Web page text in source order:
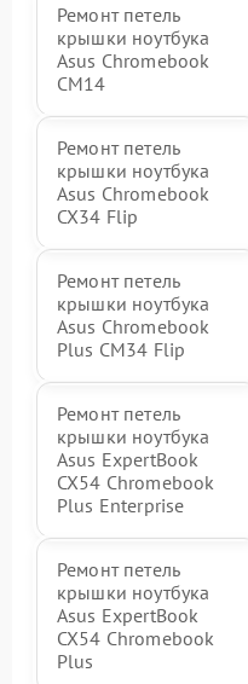
Ремонт петель
крышки ноутбука
Asus Chromebook
CM14
Ремонт петель
крышки ноутбука
Asus Chromebook
CX34 Flip
Ремонт петель
крышки ноутбука
Asus Chromebook
Plus CM34 Flip
Ремонт петель
крышки ноутбука
Asus ExpertBook
CX54 Chromebook
Plus Enterprise
Ремонт петель
крышки ноутбука
Asus ExpertBook
CX54 Chromebook
Plus